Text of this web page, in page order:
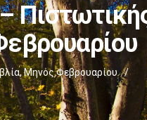
Μηνός Φεβρουαρίου /